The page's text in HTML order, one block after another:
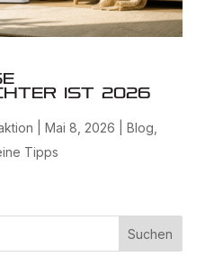
ist 2026
Mai 8, 2026 Blog
Tipps
Suchen